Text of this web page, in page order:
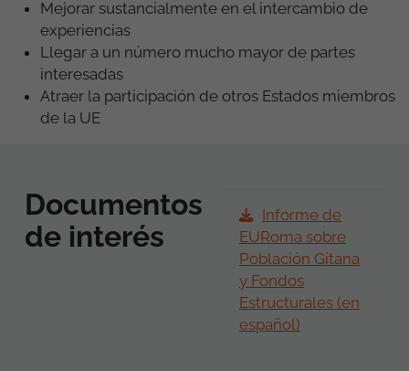
Mejorar sustancialmente en el intercambio de
experiencias
Llegar a un número mucho mayor de partes
interesadas
Atraer la participación de otros Estados miembros
de la UE
Documentos
de interés
Informe de
EURoma sobre
Población Gitana
y Fondos
Estructurales (en
español)